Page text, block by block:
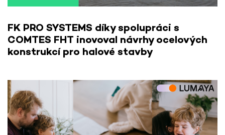
FK PRO SYSTEMS díky spolupráci s
COMTES FHT inovoval návrhy ocelových
konstrukcí pro halové stavby